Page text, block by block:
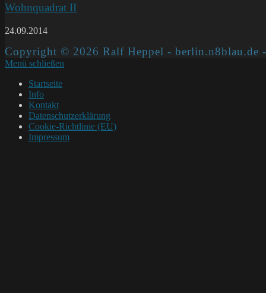
Wohnquadrat II
24.09.2014
Copyright © 2026 Ralf Heppel - berlin.n8blau.de
Menü schließen
Startseite
Info
Kontakt
Datenschutzerklärung
Cookie-Richtlinie (EU)
Impressum